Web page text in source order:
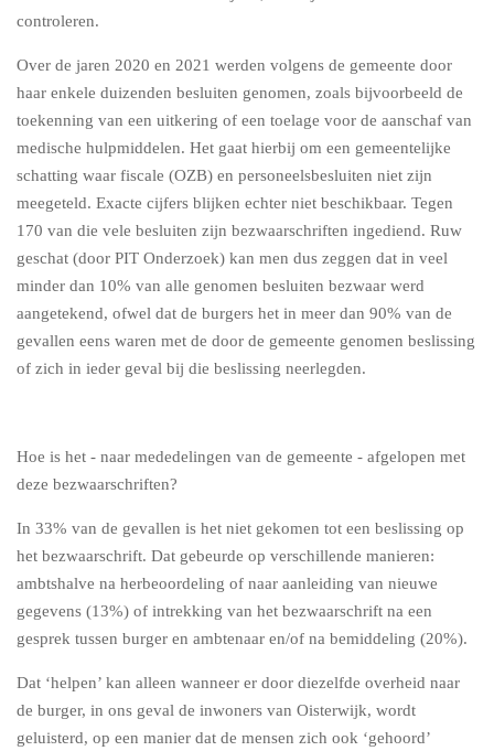
controleren.
Over de jaren 2020 en 2021 werden volgens de gemeente door
haar enkele duizenden besluiten genomen, zoals bijvoorbeeld de
toekenning van een uitkering of een toelage voor de aanschaf van
medische hulpmiddelen. Het gaat hierbij om een gemeentelijke
schatting waar fiscale (OZB) en personeelsbesluiten niet zijn
meegeteld. Exacte cijfers blijken echter niet beschikbaar. Tegen
170 van die vele besluiten zijn bezwaarschriften ingediend. Ruw
geschat (door PIT Onderzoek) kan men dus zeggen dat in veel
minder dan 10% van alle genomen besluiten bezwaar werd
aangetekend, ofwel dat de burgers het in meer dan 90% van de
gevallen eens waren met de door de gemeente genomen beslissing
of zich in ieder geval bij die beslissing neerlegden.
Hoe is het - naar mededelingen van de gemeente - afgelopen met
deze bezwaarschriften?
In 33% van de gevallen is het niet gekomen tot een beslissing op
het bezwaarschrift. Dat gebeurde op verschillende manieren:
ambtshalve na herbeoordeling of naar aanleiding van nieuwe
gegevens (13%) of intrekking van het bezwaarschrift na een
gesprek tussen burger en ambtenaar en/of na bemiddeling (20%).
Dat ‘helpen’ kan alleen wanneer er door diezelfde overheid naar
de burger, in ons geval de inwoners van Oisterwijk, wordt
geluisterd, op een manier dat de mensen zich ook ‘gehoord’